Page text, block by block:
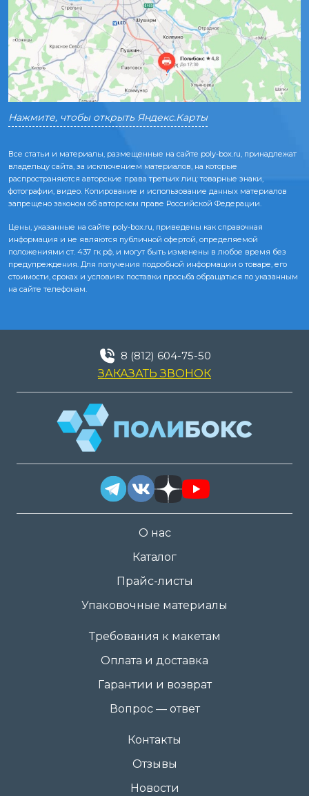
Нажмите, чтобы открыть Яндекс.Карты
Все статьи и материалы, размещенные на сайте poly-box.ru, принадлежат
владельцу сайта, за исключением материалов, на которые
распространяются авторские права третьих лиц: товарные знаки,
фотографии, видео. Копирование и использование данных материалов
запрещено законом об авторском праве Российской Федерации.
Цены, указанные на сайте poly-box.ru, приведены как справочная
информация и не являются публичной офертой, определяемой
положениями ст. 437 гк рф, и могут быть изменены в любое время без
предупреждения. Для получения подробной информации о товаре, его
стоимости, сроках и условиях поставки просьба обращаться по указанным
на сайте телефонам.
О нас
Каталог
Прайс-листы
Упаковочные материалы
Требования к макетам
Оплата и доставка
Гарантии и возврат
Вопрос — ответ
Контакты
Отзывы
Новости
8 (812) 604-75-50
ЗАКАЗАТЬ ЗВОНОК